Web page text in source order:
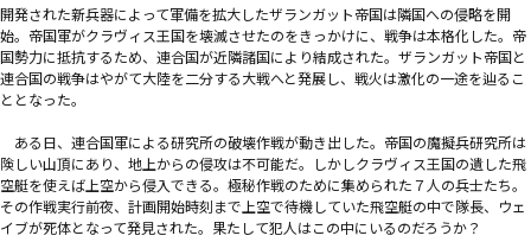
―――開発された新兵器によって軍備を拡大したザランガット帝国は隣国への侵略を開
始。帝国軍がクラヴィス王国を壊滅させたのをきっかけに、戦争は本格化した。帝
国勢力に抵抗するため、連合国が近隣諸国により結成された。ザランガット帝国と
連合国の戦争はやがて大陸を二分する大戦へと発展し、戦火は激化の一途を辿るこ
ととなった。
ある日、連合国軍による研究所の破壊作戦が動き出した。帝国の魔擬兵研究所は
険しい山頂にあり、地上からの侵攻は不可能だ。しかしクラヴィス王国の遺した飛
空艇を使えば上空から侵入できる。極秘作戦のために集められた７人の兵士たち。
その作戦実行前夜、計画開始時刻まで上空で待機していた飛空艇の中で隊長、ウェ
イブが死体となって発見された。果たして犯人はこの中にいるのだろうか？